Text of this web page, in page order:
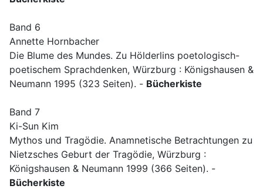
Band 6
Annette Hornbacher
Die Blume des Mundes. Zu Hölderlins poetologisch-
poetischem Sprachdenken, Würzburg : Königshausen &
Neumann 1995 (323 Seiten). - Bücherkiste
Band 7
Ki-Sun Kim
Mythos und Tragödie. Anamnetische Betrachtungen zu
Nietzsches Geburt der Tragödie, Würzburg :
Königshausen & Neumann 1999 (366 Seiten). -
Bücherkiste